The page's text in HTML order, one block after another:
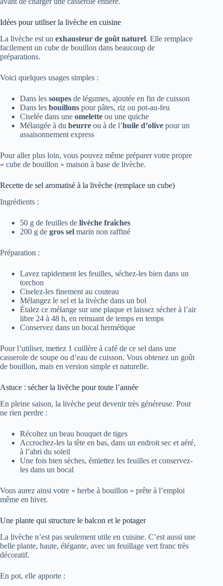
Idées pour utiliser la livèche en cuisine
La livèche est un exhausteur de goût naturel. Elle remplace
facilement un cube de bouillon dans beaucoup de
préparations.
Voici quelques usages simples :
Dans les soupes de légumes, ajoutée en fin de cuisson
Dans les bouillons pour pâtes, riz ou pot-au-feu
Ciselée dans une omelette ou une quiche
Mélangée à du beurre ou à de l’huile d’olive pour un
assaisonnement express
Pour aller plus loin, vous pouvez même préparer votre propre
« cube de bouillon » maison à base de livèche.
Recette de sel aromatisé à la livèche (remplace un cube)
Ingrédients :
50 g de feuilles de livèche fraîches
200 g de gros sel marin non raffiné
Préparation :
Lavez rapidement les feuilles, séchez-les bien dans un
torchon
Ciselez-les finement au couteau
Mélangez le sel et la livèche dans un bol
Étalez ce mélange sur une plaque et laissez sécher à l’air
libre 24 à 48 h, en remuant de temps en temps
Conservez dans un bocal hermétique
Pour l’utiliser, mettez 1 cuillère à café de ce sel dans une
casserole de soupe ou d’eau de cuisson. Vous obtenez un goût
de bouillon, mais en version simple et naturelle.
Astuce : sécher la livèche pour toute l’année
En pleine saison, la livèche peut devenir très généreuse. Pour
ne rien perdre :
Récoltez un beau bouquet de tiges
Accrochez-les la tête en bas, dans un endroit sec et aéré,
à l’abri du soleil
Une fois bien sèches, émiettez les feuilles et conservez-
les dans un bocal
Vous aurez ainsi votre « herbe à bouillon » prête à l’emploi
même en hiver.
Une plante qui structure le balcon et le potager
La livèche n’est pas seulement utile en cuisine. C’est aussi une
belle plante, haute, élégante, avec un feuillage vert franc très
décoratif.
En pot, elle apporte :